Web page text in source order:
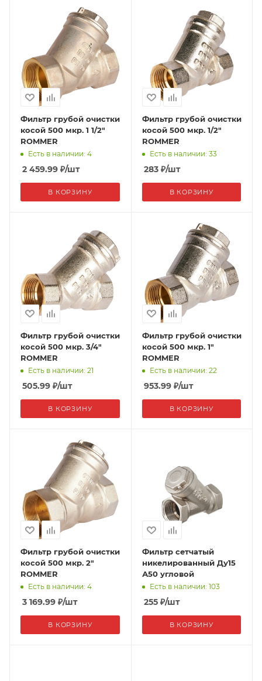
Фильтр грубой очистки
косой 500 мкр. 1 1/2"
ROMMER
Есть в наличии: 4
2 459.99 ₽/шт
В КОРЗИНУ
Фильтр грубой очистки
косой 500 мкр. 1/2"
ROMMER
Есть в наличии: 33
283₽/шт
В КОРЗИНУ
Фильтр грубой очистки
косой 500 мкр. 3/4"
ROMMER
Есть в наличии: 21
505.99 ₽/шт
В КОРЗИНУ
Фильтр грубой очистки
косой 500 мкр. 1"
ROMMER
Есть в наличии: 22
953.99₽/шт
В КОРЗИНУ
Фильтр грубой очистки
косой 500 мкр. 2"
ROMMER
Есть в наличии: 4
3 169.99 ₽/шт
В КОРЗИНУ
Фильтр сетчатый
никелированный Ду15
А50 угловой
Есть в наличии: 103
255₽/шт
В КОРЗИНУ